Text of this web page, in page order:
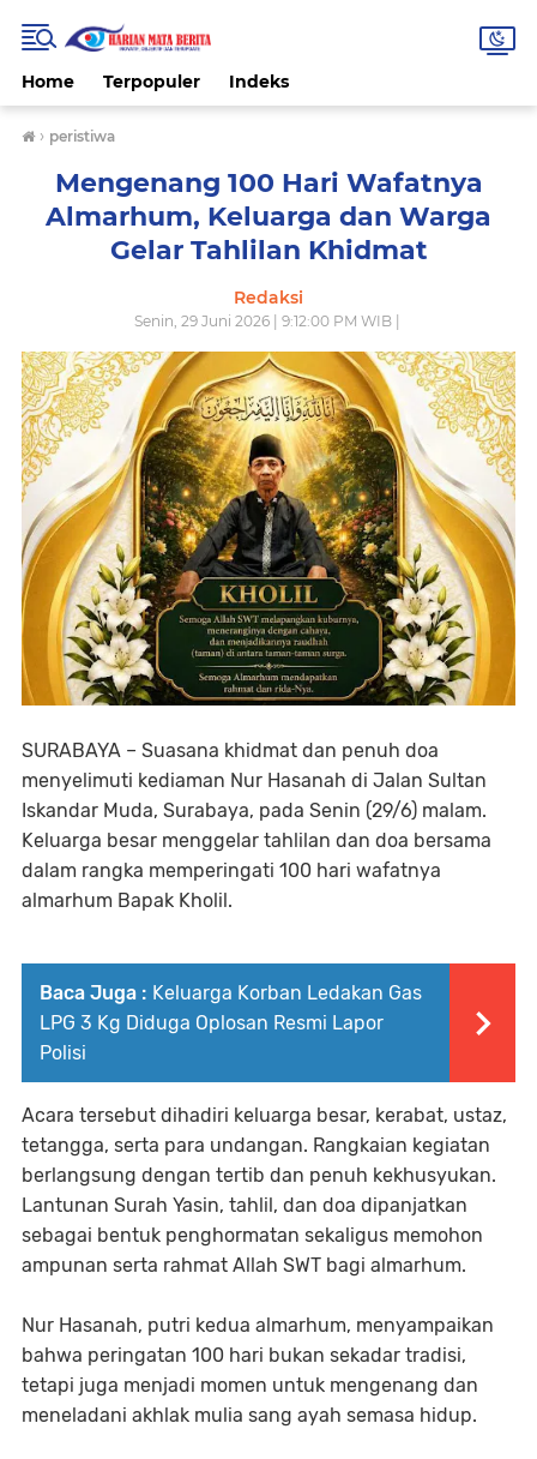
Home Terpopuler Indeks
› peristiwa
Mengenang 100 Hari Wafatnya
Almarhum, Keluarga dan Warga
Gelar Tahlilan Khidmat
Redaksi
Senin, 29 Juni 2026 | 9:12:00 PM WIB |
SURABAYA – Suasana khidmat dan penuh doa
menyelimuti kediaman Nur Hasanah di Jalan Sultan
Iskandar Muda, Surabaya, pada Senin (29/6) malam.
Keluarga besar menggelar tahlilan dan doa bersama
dalam rangka memperingati 100 hari wafatnya
almarhum Bapak Kholil.
Baca Juga : Keluarga Korban Ledakan Gas
LPG 3 Kg Diduga Oplosan Resmi Lapor
Polisi
Acara tersebut dihadiri keluarga besar, kerabat, ustaz,
tetangga, serta para undangan. Rangkaian kegiatan
berlangsung dengan tertib dan penuh kekhusyukan.
Lantunan Surah Yasin, tahlil, dan doa dipanjatkan
sebagai bentuk penghormatan sekaligus memohon
ampunan serta rahmat Allah SWT bagi almarhum.
Nur Hasanah, putri kedua almarhum, menyampaikan
bahwa peringatan 100 hari bukan sekadar tradisi,
tetapi juga menjadi momen untuk mengenang dan
meneladani akhlak mulia sang ayah semasa hidup.